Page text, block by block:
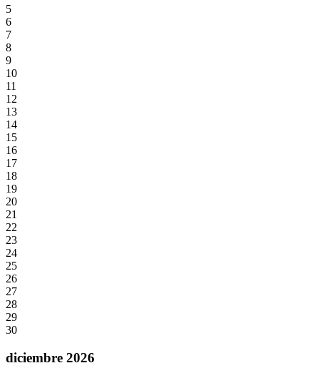
5
6
7
8
9
10
11
12
13
14
15
16
17
18
19
20
21
22
23
24
25
26
27
28
29
30
diciembre 2026